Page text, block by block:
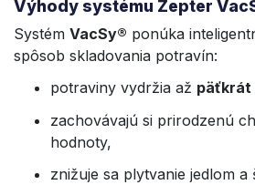
Výhody systému Zepter
Systém VacSy® ponúka
spôsob skladovania potravín:
potraviny vydržia až päťkrát
zachovávajú si prirodzenú
hodnoty,
znižuje sa plytvanie jedlom a